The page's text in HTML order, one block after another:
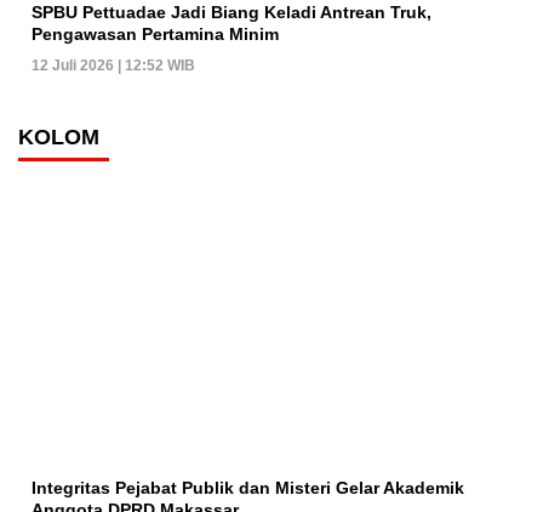
SPBU Pettuadae Jadi Biang Keladi Antrean Truk,
Pengawasan Pertamina Minim
12 Juli 2026 | 12:52 WIB
KOLOM
Integritas Pejabat Publik dan Misteri Gelar Akademik